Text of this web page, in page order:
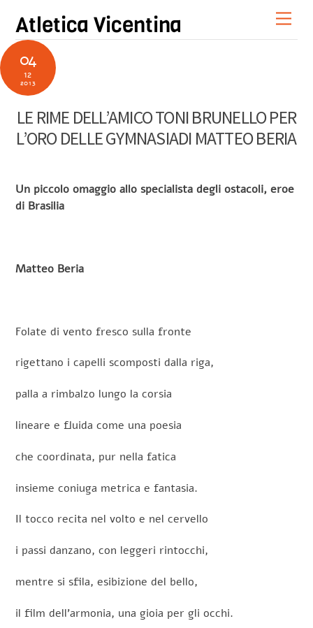
content
Atletica Vicentina
04
12
2013
LE RIME DELL’AMICO TONI BRUNELLO PER
L’ORO DELLE GYMNASIADI MATTEO BERIA
Un piccolo omaggio allo specialista degli ostacoli, eroe
di Brasilia
Matteo Beria
Folate di vento fresco sulla fronte
rigettano i capelli scomposti dalla riga,
palla a rimbalzo lungo la corsia
lineare e fluida come una poesia
che coordinata, pur nella fatica
insieme coniuga metrica e fantasia.
Il tocco recita nel volto e nel cervello
i passi danzano, con leggeri rintocchi,
mentre si sfila, esibizione del bello,
il film dell’armonia, una gioia per gli occhi.